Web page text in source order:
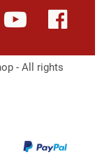
- All rights